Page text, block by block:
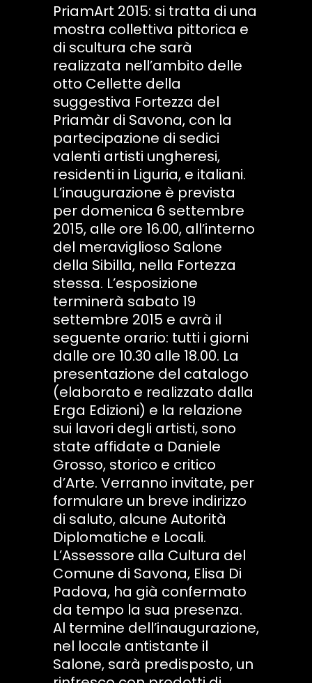
PriamArt 2015: si tratta di una
mostra collettiva pittorica e
di scultura che sarà
realizzata nell’ambito delle
otto Cellette della
suggestiva Fortezza del
Priamàr di Savona, con la
partecipazione di sedici
valenti artisti ungheresi,
residenti in Liguria, e italiani.
L’inaugurazione è prevista
per domenica 6 settembre
2015, alle ore 16.00, all’interno
del meraviglioso Salone
della Sibilla, nella Fortezza
stessa. L’esposizione
terminerà sabato 19
settembre 2015 e avrà il
seguente orario: tutti i giorni
dalle ore 10.30 alle 18.00. La
presentazione del catalogo
(elaborato e realizzato dalla
Erga Edizioni) e la relazione
sui lavori degli artisti, sono
state affidate a Daniele
Grosso, storico e critico
d’Arte. Verranno invitate, per
formulare un breve indirizzo
di saluto, alcune Autorità
Diplomatiche e Locali.
L’Assessore alla Cultura del
Comune di Savona, Elisa Di
Padova, ha già confermato
da tempo la sua presenza.
Al termine dell’inaugurazione,
nel locale antistante il
Salone, sarà predisposto, un